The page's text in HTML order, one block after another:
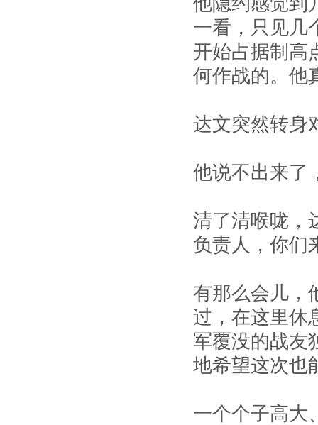
一看，只见几
开始占据制高
何作战的。他
达文突然转身
他说不出来了
清了清喉咙，
负责人，你们
有那么会儿，
过，在这里休
军覆没的战友
地希望这次也
一个个子高大